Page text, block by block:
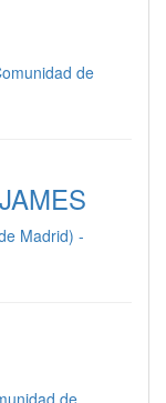
de
Madrid) -
de